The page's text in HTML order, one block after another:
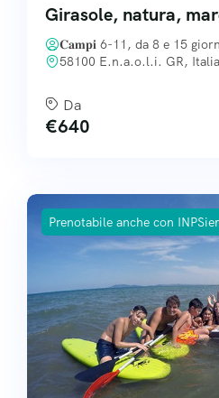
Girasole, natura,
𝐂𝐚𝐦𝐩𝐢 6-11, da 8 e 15
58100 E.n.a.o.l.i. GR, Italia
Da
€640
Prenotabile anche con